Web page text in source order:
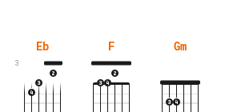
Eb
3
F Gm